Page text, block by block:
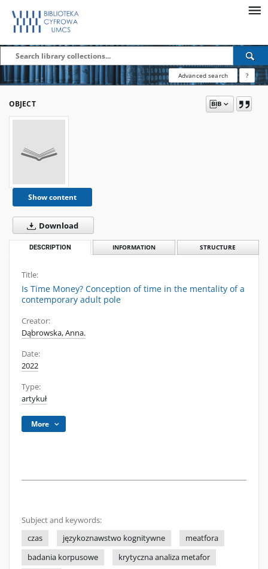
Advanced search ?
OBJECT
Show content
Download
DESCRIPTION INFORMATION STRUCTURE
Title:
Is Time Money? Conception of time in the mentality of a
contemporary adult pole
Creator:
Dąbrowska, Anna.
Date:
2022
Type:
artykuł
More
Subject and keywords:
czas
językoznawstwo kognitywne
meatfora
badania korpusowe
krytyczna analiza metafor